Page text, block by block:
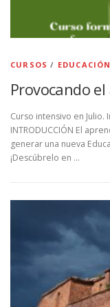
CURSOS / EDUCACIÓN
Provocando
Curso intensivo en Julio.
INTRODUCCIÓN El
generar una nueva
¡Descúbrelo en …